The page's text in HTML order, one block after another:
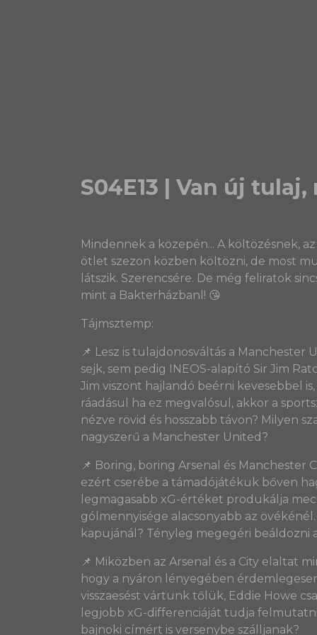
S04E13 | Van új
Mindennek a közepén... A költözésnek,
ötlet szezon közben költözni, de most
látszik. Szerencsére. De még feliratok
mint a Bakterházbanl! 😘
Tájmsztemp:
📌 Lesz is tulajdonosváltás a Manchester
sejk, sem pedig INEOS-alapító Sir Jim
Jim viszont hajlandó beérni kevesebbel
ráadásul ha ez megvalósul, akkor a
nézve rövid és hosszabb távon? Milyen
nagyszerű a Manchester United?
📌 Boring, boring Arsenal és Manchester
ezért cserébe a támadójátékuk bőven
legmagasabb xG-értéket produkálja
gólmennyisége alacsonyabb az
kapujánál? Tényleg megegéri beáldozni
📌 Miközben az Arsenal és a City elaltat
hogy a nyáron lényegében
visszaesést vártunk tőlük, Eddie Howe
legjobb xG-differenciáját tudja
bajnoki címért is versenybe szálljanak?